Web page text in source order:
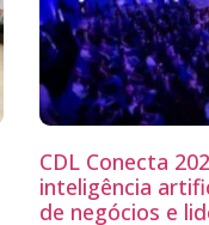
CDL Conecta
inteligência
de negócios e